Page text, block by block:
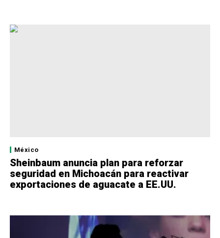
México
Sheinbaum anuncia plan para reforzar
seguridad en Michoacán para reactivar
exportaciones de aguacate a EE.UU.